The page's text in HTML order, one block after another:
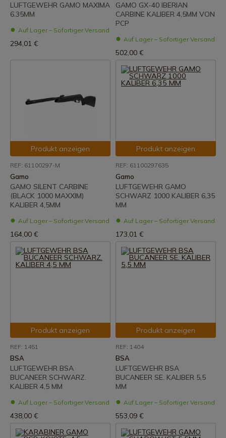
LUFTGEWEHR GAMO MAXIMA
6.35MM
Auf Lager – Sofortiger Versand
294,01 €
GAMO GX-40 IBERIAN
CARBINE KALIBER 4,5MM VON
PCP
Auf Lager – Sofortiger Versand
502,00 €
Produkt anzeigen
REF: 61100297-M
Gamo
GAMO SILENT CARBINE
(BLACK 1000 MAXXIM)
KALIBER 4,5MM
Auf Lager – Sofortiger Versand
164,00 €
Produkt anzeigen
REF: 61100297635
Gamo
LUFTGEWEHR GAMO
SCHWARZ 1000 KALIBER 6,35
MM
Auf Lager – Sofortiger Versand
173,01 €
Produkt anzeigen
REF: 1451
BSA
LUFTGEWEHR BSA
BUCANEER SCHWARZ.
KALIBER 4,5 MM
Auf Lager – Sofortiger Versand
438,00 €
Produkt anzeigen
REF: 1404
BSA
LUFTGEWEHR BSA
BUCANEER SE. KALIBER 5,5
MM
Auf Lager – Sofortiger Versand
553,09 €